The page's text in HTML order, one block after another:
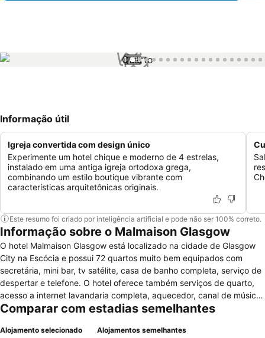
1 / 99
Informação útil
Igreja convertida com design único
Experimente um hotel chique e moderno de 4 estrelas,
instalado em uma antiga igreja ortodoxa grega,
combinando um estilo boutique vibrante com
características arquitetônicas originais.
Este resumo foi criado por inteligência artificial e pode não ser 100% correto.
Informação sobre o Malmaison Glasgow
O hotel Malmaison Glasgow está localizado na cidade de Glasgow
City na Escócia e possui 72 quartos muito bem equipados com
secretária, mini bar, tv satélite, casa de banho completa, serviço de
despertar e telefone. O hotel oferece também serviços de quarto,
acesso a internet lavandaria completa, aquecedor, canal de música,
canal satélite e internet de alta velocidade. TV. Tem também
fumantes, recepção / lobby, sala de conferências e agradável sala
Comparar com estadias semelhantes
Alojamento selecionado Alojamentos semelhantes